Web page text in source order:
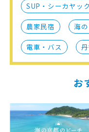
SUP・シーカヤック
農家民宿 海
電車・バス
お